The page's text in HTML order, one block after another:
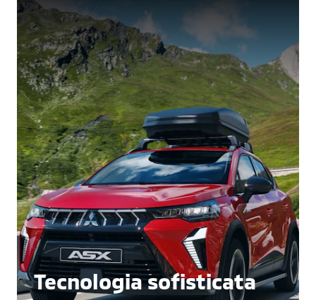
Tecnologia sofisticata